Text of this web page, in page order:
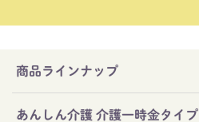
商品ラインナップ
あんしん介護 介護一時金タイプ